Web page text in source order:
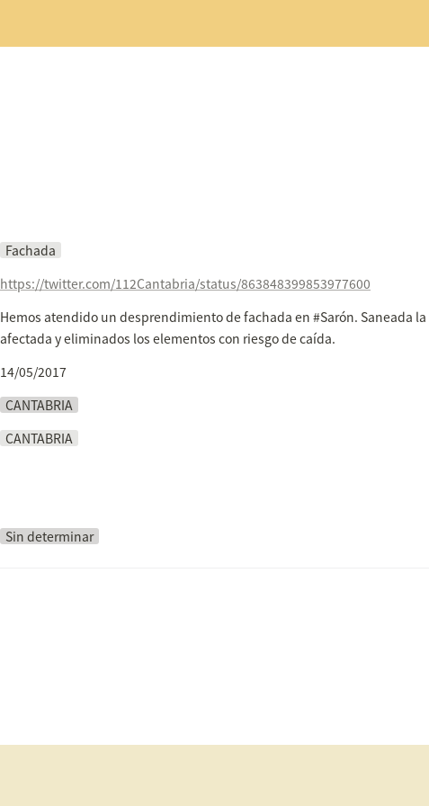
Fachada
https://twitter.com/112Cantabria/status/863848399853977600
Hemos atendido un desprendimiento de fachada en #Sarón. Saneada la
afectada y eliminados los elementos con riesgo de caída.
14/05/2017
CANTABRIA
CANTABRIA
Sin determinar